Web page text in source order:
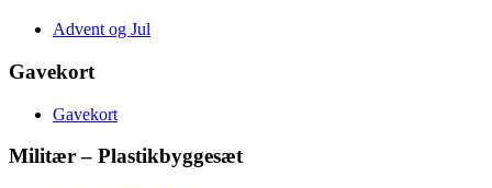
Advent og Jul
Gavekort
Gavekort
Militær – Plastikbyggesæt